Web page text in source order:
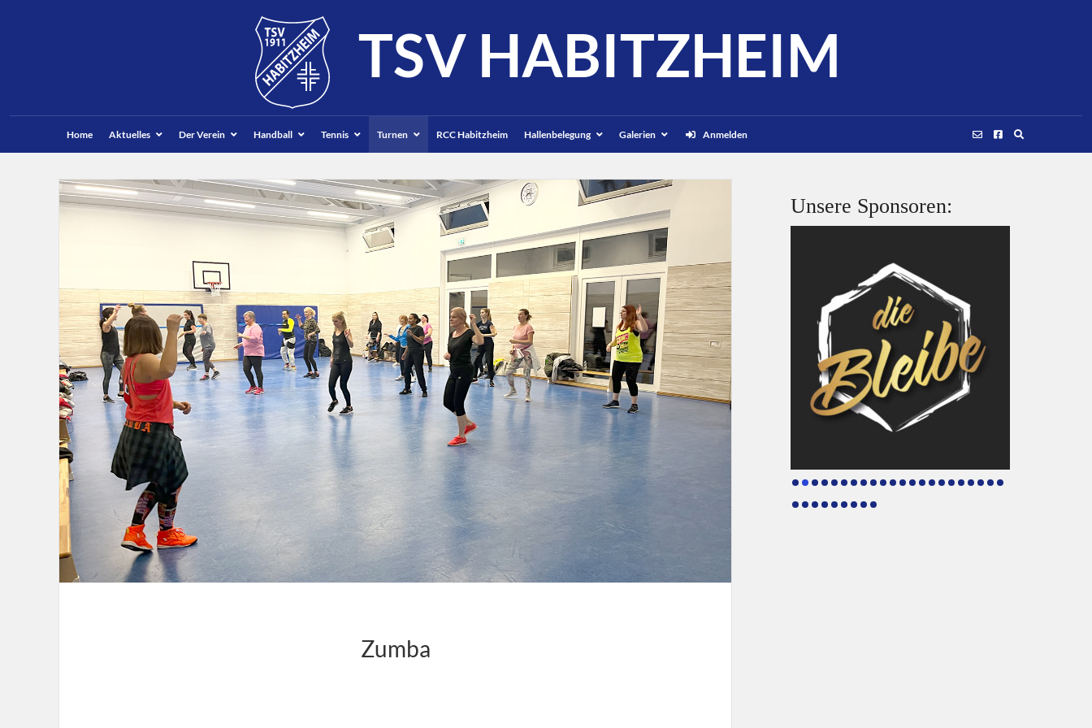
TSV HABITZHEIM
Home Aktuelles Der Verein Handball Tennis Turnen RCC Habitzheim Hallenbelegung Galerien Anmelden
Zumba
Unsere Sponsoren: